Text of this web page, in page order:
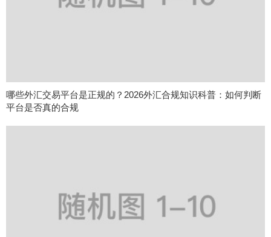
哪些外汇交易平台是正规的？2026外汇合规知识科普：如何判断
平台是否真的合规